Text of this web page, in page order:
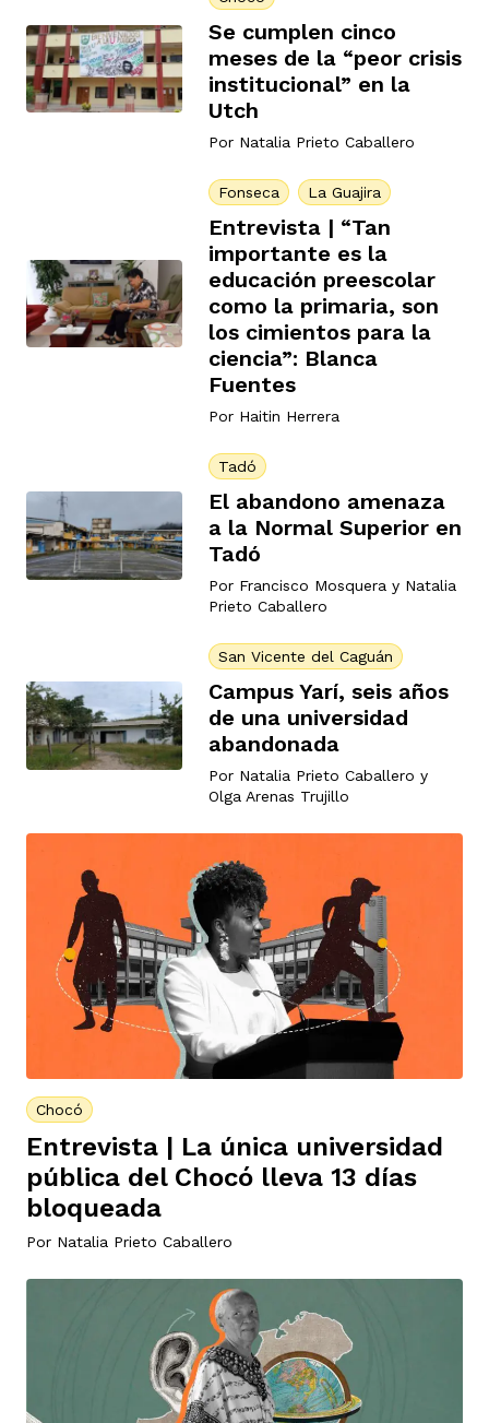
Se cumplen cinco
meses de la “peor crisis
institucional” en la
Utch
Por Natalia Prieto Caballero
Fonseca La Guajira
Entrevista | “Tan
importante es la
educación preescolar
como la primaria, son
los cimientos para la
ciencia”: Blanca
Fuentes
Por Haitin Herrera
Tadó
El abandono amenaza
a la Normal Superior en
Tadó
Por Francisco Mosquera y Natalia
Prieto Caballero
San Vicente del Caguán
Campus Yarí, seis años
de una universidad
abandonada
Por Natalia Prieto Caballero y
Olga Arenas Trujillo
Chocó
Entrevista | La única universidad
pública del Chocó lleva 13 días
bloqueada
Por Natalia Prieto Caballero